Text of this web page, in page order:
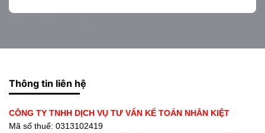
Thông tin liên hệ
CÔNG TY TNHH DỊCH VỤ TƯ VẤN KẾ TOÁN NHÂN KIỆT
Mã số thuế: 0313102419